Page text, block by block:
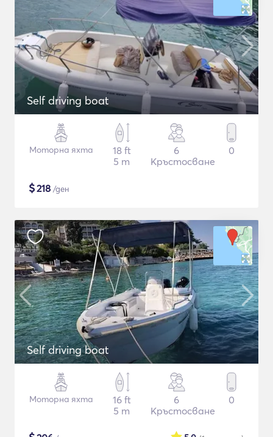
Self driving boat
Моторна яхта
18 ft
5 m
6
Кръстосване
0
$218 /ден
Self driving boat
Моторна яхта
16 ft
5 m
6
Кръстосване
0